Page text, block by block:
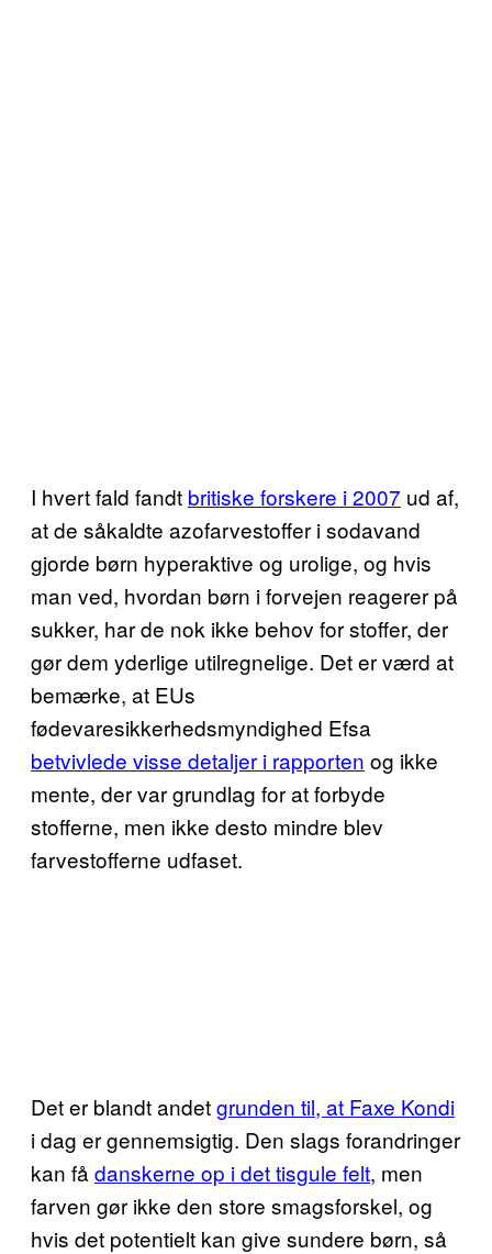
I hvert fald fandt britiske forskere i 2007 ud af,
at de såkaldte azofarvestoffer i sodavand
gjorde børn hyperaktive og urolige, og hvis
man ved, hvordan børn i forvejen reagerer på
sukker, har de nok ikke behov for stoffer, der
gør dem yderlige utilregnelige. Det er værd at
bemærke, at EUs
fødevaresikkerhedsmyndighed Efsa
betvivlede visse detaljer i rapporten og ikke
mente, der var grundlag for at forbyde
stofferne, men ikke desto mindre blev
farvestofferne udfaset.
Det er blandt andetgrunden til, at Faxe Kondi
i dag er gennemsigtig. Den slags forandringer
kan få danskerne op i det tisgule felt, men
farven gør ikke den store smagsforskel, og
hvis det potentielt kan give sundere børn, så